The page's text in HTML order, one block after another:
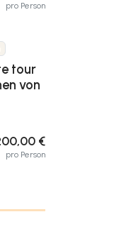
pro Person
tour
von
€
pro Person